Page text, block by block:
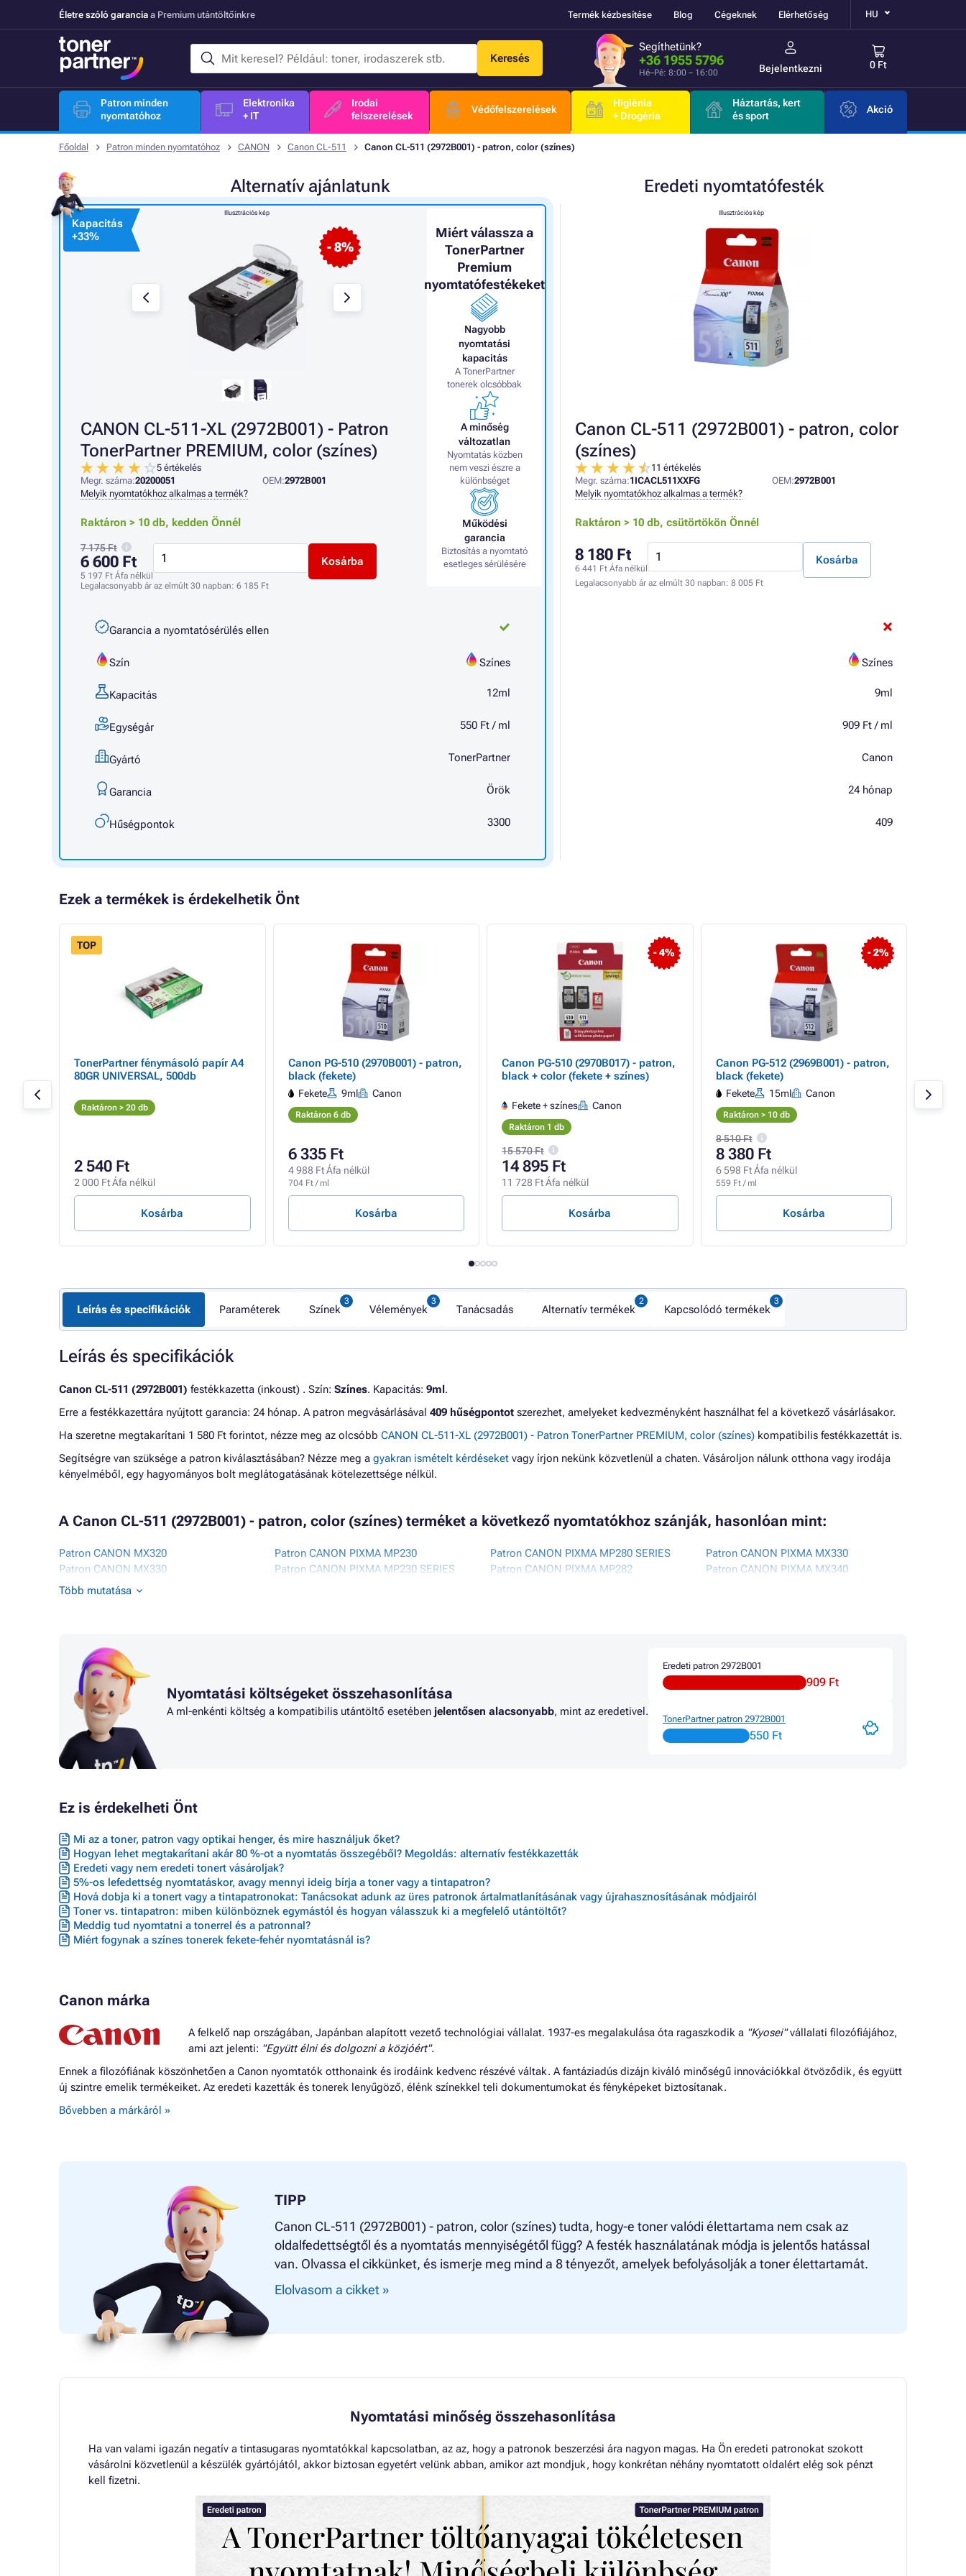
Életre szóló garancia a Premium utántöltőinkre Termék kézbesítése Blog Cégeknek Elérhetőség HU
Keresés
Segíthetünk?
+36 1955 5796
Hé–Pé: 8:00 – 16:00 Bejelentkezni 0 Ft
Patron minden
nyomtatóhoz
Elektronika
+ IT
Irodai
felszerelések
Védőfelszerelések
Higiénia
+ Drogéria
Háztartás, kert
és sport
Akció
Főoldal Patron minden nyomtatóhoz CANON Canon CL-511 Canon CL-511 (2972B001) - patron, color (színes)
Alternatív ajánlatunk Eredeti nyomtatófesték
Illusztrációs kép
Canon CL-511 (2972B001) - patron, color
(színes)
11 értékelés
Megr. száma:1ICACL511XXFG OEM:2972B001
Melyik nyomtatókhoz alkalmas a termék?
Raktáron > 10 db, csütörtökön Önnél
8 180 Ft
6 441 Ft Áfa nélkül
Kosárba
Legalacsonyabb ár az elmúlt 30 napban: 8 005 Ft
Színes
9ml
909 Ft / ml
Canon
24 hónap
409
Miért válassza a
TonerPartner
Premium
nyomtatófestékeket
Nagyobb
nyomtatási
kapacitás
A TonerPartner
tonerek olcsóbbak
A minőség
változatlan
Nyomtatás közben
nem veszi észre a
különbséget
Működési
garancia
Biztosítás a nyomtató
esetleges sérülésére
Illusztrációs kép
- 8%
Kapacitás
+33%
CANON CL-511-XL (2972B001) - Patron
TonerPartner PREMIUM, color (színes)
5 értékelés
Megr. száma:20200051 OEM:2972B001
Melyik nyomtatókhoz alkalmas a termék?
Raktáron > 10 db, kedden Önnél
7 175 Ft
6 600 Ft
5 197 Ft Áfa nélkül
Kosárba
Legalacsonyabb ár az elmúlt 30 napban: 6 185 Ft
Garancia a nyomtatósérülés ellen
Szín Színes
Kapacitás 12ml
Egységár 550 Ft / ml
Gyártó TonerPartner
Garancia Örök
Hűségpontok 3300
Ezek a termékek is érdekelhetik Önt
TOP
TonerPartner fénymásoló papír A4
80GR UNIVERSAL, 500db
Raktáron > 20 db
2 540 Ft
2 000 Ft Áfa nélkül
Kosárba
Canon PG-510 (2970B001) - patron,
black (fekete)
Fekete 9ml Canon
Raktáron 6 db
6 335 Ft
4 988 Ft Áfa nélkül
704 Ft / ml
Kosárba
- 4%
Canon PG-510 (2970B017) - patron,
black + color (fekete + színes)
Fekete + színes Canon
Raktáron 1 db
15 570 Ft
14 895 Ft
11 728 Ft Áfa nélkül
Kosárba
- 2%
Canon PG-512 (2969B001) - patron,
black (fekete)
Fekete 15ml Canon
Raktáron > 10 db
8 510 Ft
8 380 Ft
6 598 Ft Áfa nélkül
559 Ft / ml
Kosárba
Leírás és specifikációk Paraméterek Színek Vélemények Tanácsadás Alternatív termékek Kapcsolódó termékek
Leírás és specifikációk
Canon CL-511 (2972B001) festékkazetta (inkoust) . Szín: Színes. Kapacitás: 9ml.
Erre a festékkazettára nyújtott garancia: 24 hónap. A patron megvásárlásával 409 hűségpontot szerezhet, amelyeket kedvezményként használhat fel a következő vásárlásakor.
Ha szeretne megtakarítani 1 580 Ft forintot, nézze meg az olcsóbb CANON CL-511-XL (2972B001) - Patron TonerPartner PREMIUM, color (színes) kompatibilis festékkazettát is.
Segítségre van szüksége a patron kiválasztásában? Nézze meg a gyakran ismételt kérdéseket vagy írjon nekünk közvetlenül a chaten. Vásároljon nálunk otthona vagy irodája
kényelméből, egy hagyományos bolt meglátogatásának kötelezettsége nélkül.
A Canon CL-511 (2972B001) - patron, color (színes) terméket a következő nyomtatókhoz szánják, hasonlóan mint:
Patron CANON MX320
Patron CANON MX330
Patron CANON MX340
Patron CANON MX420
Patron CANON PIXMA IP2700
Patron CANON PIXMA IP5200
Patron CANON PIXMA IP5200R
Patron CANON PIXMA MP230
Patron CANON PIXMA MP230 SERIES
Patron CANON PIXMA MP280
Patron CANON PIXMA MP280 SERIES
Patron CANON PIXMA MP282
Patron CANON PIXMA MX330
Patron CANON PIXMA MX340
Több mutatása
Nyomtatási költségeket összehasonlítása
A ml-enkénti költség a kompatibilis utántöltő esetében jelentősen alacsonyabb, mint az eredetivel.
Eredeti patron 2972B001
909 Ft
TonerPartner patron 2972B001
550 Ft
Ez is érdekelheti Önt
Mi az a toner, patron vagy optikai henger, és mire használjuk őket?
Hogyan lehet megtakarítani akár 80 %-ot a nyomtatás összegéből? Megoldás: alternatív festékkazetták
Eredeti vagy nem eredeti tonert vásároljak?
5%-os lefedettség nyomtatáskor, avagy mennyi ideig bírja a toner vagy a tintapatron?
Hová dobja ki a tonert vagy a tintapatronokat: Tanácsokat adunk az üres patronok ártalmatlanításának vagy újrahasznosításának módjairól
Toner vs. tintapatron: miben különböznek egymástól és hogyan válasszuk ki a megfelelő utántöltőt?
Meddig tud nyomtatni a tonerrel és a patronnal?
Miért fogynak a színes tonerek fekete-fehér nyomtatásnál is?
Canon márka
A felkelő nap országában, Japánban alapított vezető technológiai vállalat. 1937-es megalakulása óta ragaszkodik a "Kyosei"vállalati filozófiájához,
ami azt jelenti: "Együtt élni és dolgozni a közjóért".
Ennek a filozófiának köszönhetően a Canon nyomtatók otthonaink és irodáink kedvenc részévé váltak. A fantáziadús dizájn kiváló minőségű innovációkkal ötvöződik, és együtt
új szintre emelik termékeiket. Az eredeti kazetták és tonerek lenyűgöző, élénk színekkel teli dokumentumokat és fényképeket biztosítanak.
Bővebben a márkáról »
TIPP
Canon CL-511 (2972B001) - patron, color (színes) tudta, hogy-e toner valódi élettartama nem csak az
oldalfedettségtől és a nyomtatás mennyiségétől függ? A festék használatának módja is jelentős hatással
van. Olvassa el cikkünket, és ismerje meg mind a 8 tényezőt, amelyek befolyásolják a toner élettartamát.
Elolvasom a cikket »
Nyomtatási minőség összehasonlítása
Ha van valami igazán negatív a tintasugaras nyomtatókkal kapcsolatban, az az, hogy a patronok beszerzési ára nagyon magas. Ha Ön eredeti patronokat szokott
vásárolni közvetlenül a készülék gyártójától, akkor biztosan egyetért velünk abban, amikor azt mondjuk, hogy konkrétan néhány nyomtatott oldalért elég sok pénzt
kell fizetni.